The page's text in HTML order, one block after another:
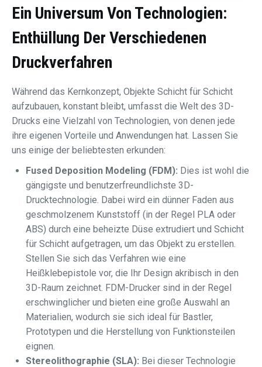
Ein Universum Von Technologien:
Enthüllung Der Verschiedenen
Druckverfahren
Während das Kernkonzept, Objekte Schicht für Schicht
aufzubauen, konstant bleibt, umfasst die Welt des 3D-
Drucks eine Vielzahl von Technologien, von denen jede
ihre eigenen Vorteile und Anwendungen hat. Lassen Sie
uns einige der beliebtesten erkunden:
Fused Deposition Modeling (FDM): Dies ist wohl die
gängigste und benutzerfreundlichste 3D-
Drucktechnologie. Dabei wird ein dünner Faden aus
geschmolzenem Kunststoff (in der Regel PLA oder
ABS) durch eine beheizte Düse extrudiert und Schicht
für Schicht aufgetragen, um das Objekt zu erstellen.
Stellen Sie sich das Verfahren wie eine
Heißklebepistole vor, die Ihr Design akribisch in den
3D-Raum zeichnet. FDM-Drucker sind in der Regel
erschwinglicher und bieten eine große Auswahl an
Materialien, wodurch sie sich ideal für Bastler,
Prototypen und die Herstellung von Funktionsteilen
eignen.
Stereolithographie (SLA): Bei dieser Technologie